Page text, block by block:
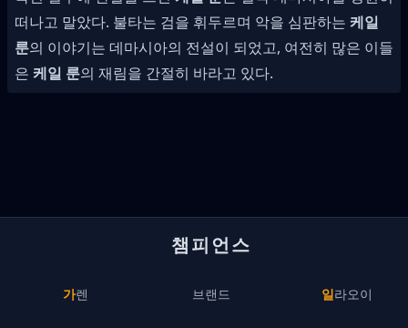
떠나고 말았다. 불타는 검을 휘두르며 악을 심판하는 케일
룬의 이야기는 데마시아의 전설이 되었고, 여전히 많은 이들
은 케일 룬의 재림을 간절히 바라고 있다.
챔피언스
가렌 브랜드 일라오이